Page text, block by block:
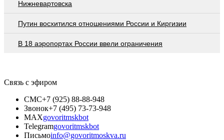
Нижневартовска
Путин восхитился отношениями России и Киргизии
В 18 аэропортах России ввели ограничения
Связь с эфиром
СМС+7 (925) 88-88-948
Звонок+7 (495) 73-73-948
MAXgovoritmskbot
Telegramgovoritmskbot
Письмоinfo@govoritmoskva.ru